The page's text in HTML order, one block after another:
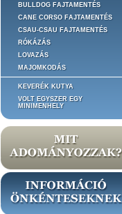
BULLDOG FAJTAMENTÉS
CANE CORSO FAJTAMENTÉS
CSAU-CSAU FAJTAMENTÉS
RÓKÁZÁS
LOVAZÁS
MAJOMKODÁS
KEVERÉK KUTYA
VOLT EGYSZER EGY
MINIMENHELY